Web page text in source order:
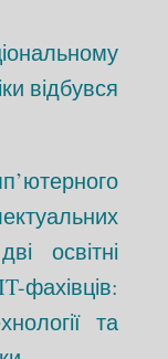
відбувся
освітні
фахівців:
та